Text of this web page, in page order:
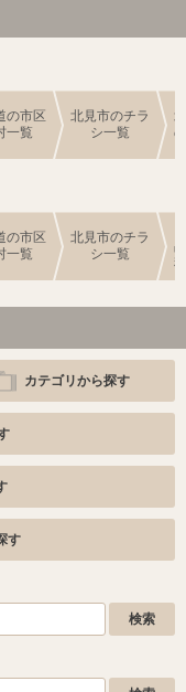
の市区
一覧
北見市のチラ
シ一覧
の市区
一覧
北見市のチラ
シ一覧
カテゴリから探す
す